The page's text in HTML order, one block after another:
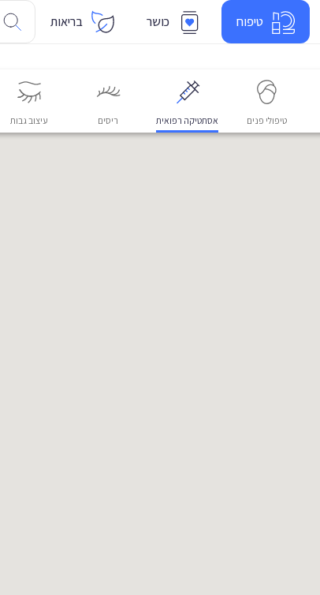
טיפוח כושר בריאות
טיפולי פנים אסתטיקה רפואית ריסים עיצוב גבות